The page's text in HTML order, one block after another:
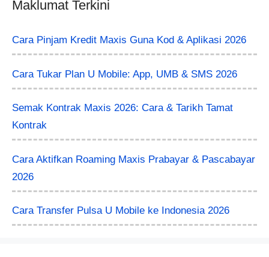
Maklumat Terkini
Cara Pinjam Kredit Maxis Guna Kod & Aplikasi 2026
Cara Tukar Plan U Mobile: App, UMB & SMS 2026
Semak Kontrak Maxis 2026: Cara & Tarikh Tamat
Kontrak
Cara Aktifkan Roaming Maxis Prabayar & Pascabayar
2026
Cara Transfer Pulsa U Mobile ke Indonesia 2026